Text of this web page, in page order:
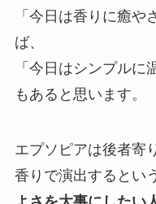
「今日は香りに癒
ば、
「今日はシンプルに
もあると思います。
エプソピアは後者寄
香りで演出するとい